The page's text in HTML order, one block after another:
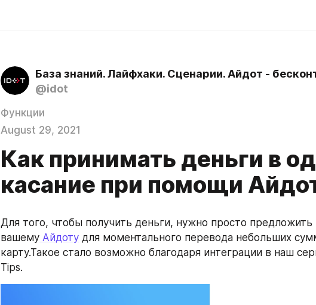
База знаний. Лайфхаки. Сценарии. Айдот -
@idot
Функции
August 29, 2021
Как принимать деньги в
касание при помощи
Для того, чтобы получить деньги, нужно просто предложить
вашему Айдоту для моментального перевода небольших
карту.Такое стало возможно благодаря интеграции в наш
Tips.